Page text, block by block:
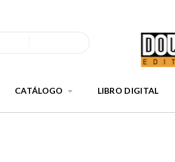
CATÁLOGO LIBRO DIGITAL